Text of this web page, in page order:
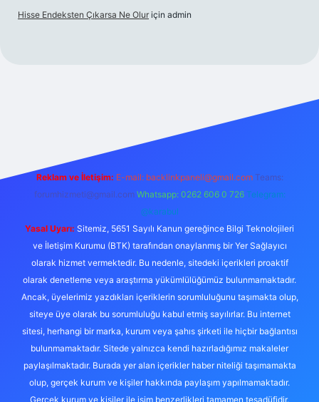
Hisse Endeksten Çıkarsa Ne Olur için admin
Reklam ve İletişim: E-mail: backlinkpaneli@gmail.com Teams:
forumhizmeti@gmail.com Whatsapp: 0262 606 0 726 Telegram:
@karabul
Yasal Uyarı: Sitemiz, 5651 Sayılı Kanun gereğince Bilgi Teknolojileri
ve İletişim Kurumu (BTK) tarafından onaylanmış bir Yer Sağlayıcı
olarak hizmet vermektedir. Bu nedenle, sitedeki içerikleri proaktif
olarak denetleme veya araştırma yükümlülüğümüz bulunmamaktadır.
Ancak, üyelerimiz yazdıkları içeriklerin sorumluluğunu taşımakta olup,
siteye üye olarak bu sorumluluğu kabul etmiş sayılırlar. Bu internet
sitesi, herhangi bir marka, kurum veya şahıs şirketi ile hiçbir bağlantısı
bulunmamaktadır. Sitede yalnızca kendi hazırladığımız makaleler
paylaşılmaktadır. Burada yer alan içerikler haber niteliği taşımamakta
olup, gerçek kurum ve kişiler hakkında paylaşım yapılmamaktadır.
Gerçek kurum ve kişiler ile isim benzerlikleri tamamen tesadüfidir.